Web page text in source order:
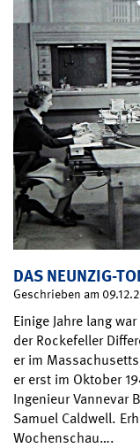
DAS NEUNZIG-
Geschrieben am
Einige Jahre lang
der Rockefeller
er im
er erst im Oktober
Ingenieur Vannevar
Samuel Caldwell.
Wochenschau….